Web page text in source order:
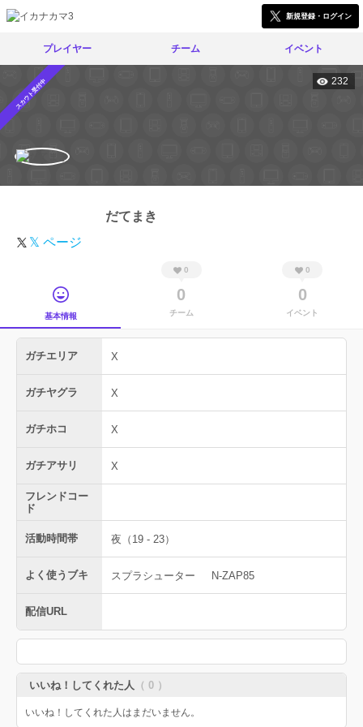
新規登録・ログイン
プレイヤー チーム イベント
スカウト受付中 232
だてまき
𝕏 ページ
基本情報
0
0
チーム
0
0
イベント
ガチエリア X
ガチヤグラ X
ガチホコ X
ガチアサリ X
フレンドコー
ド
活動時間帯 夜（19 - 23）
よく使うブキ スプラシューター N-ZAP85
配信URL
いいね！してくれた人 （ 0 ）
いいね！してくれた人はまだいません。